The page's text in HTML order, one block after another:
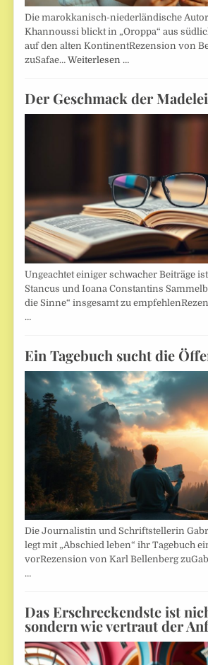
Die marokkanisch-niederländische
Khannoussi blickt in „Oroppa“ aus
auf den alten KontinentRezension von
zuSafae…Weiterlesen …
Der Geschmack der
Ungeachtet einiger schwacher Beiträge
Stancus und Ioana Constantins
die Sinne“ insgesamt zu
…
Ein Tagebuch sucht die
Die Journalistin und Schriftstellerin
legt mit „Abschied leben“ ihr Tagebuch
vorRezension von Karl Bellenberg
…
Das Erschreckendste ist
sondern wie vertraut der